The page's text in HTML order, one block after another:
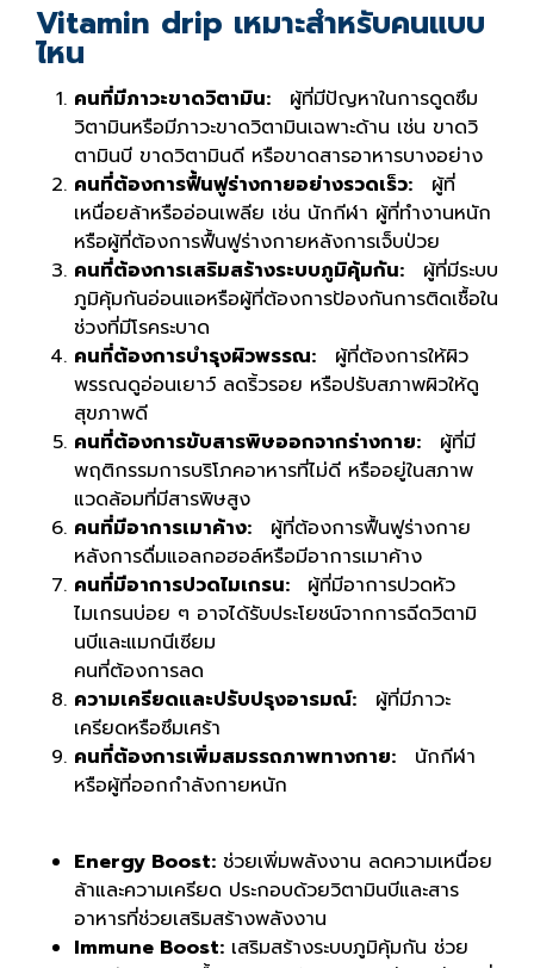
Vitamin drip เหมาะสำหรับคนแบบ
ไหน
คนที่มีภาวะขาดวิตามิน: ผู้ที่มีปัญหาในการดูดซึม
วิตามินหรือมีภาวะขาดวิตามินเฉพาะด้าน เช่น ขาดวิ
ตามินบี ขาดวิตามินดี หรือขาดสารอาหารบางอย่าง
คนที่ต้องการฟื้นฟูร่างกายอย่างรวดเร็ว: ผู้ที่
เหนื่อยล้าหรืออ่อนเพลีย เช่น นักกีฬา ผู้ที่ทำงานหนัก
หรือผู้ที่ต้องการฟื้นฟูร่างกายหลังการเจ็บป่วย
คนที่ต้องการเสริมสร้างระบบภูมิคุ้มกัน: ผู้ที่มีระบบ
ภูมิคุ้มกันอ่อนแอหรือผู้ที่ต้องการป้องกันการติดเชื้อใน
ช่วงที่มีโรคระบาด
คนที่ต้องการบำรุงผิวพรรณ: ผู้ที่ต้องการให้ผิว
พรรณดูอ่อนเยาว์ ลดริ้วรอย หรือปรับสภาพผิวให้ดู
สุขภาพดี
คนที่ต้องการขับสารพิษออกจากร่างกาย: ผู้ที่มี
พฤติกรรมการบริโภคอาหารที่ไม่ดี หรืออยู่ในสภาพ
แวดล้อมที่มีสารพิษสูง
คนที่มีอาการเมาค้าง: ผู้ที่ต้องการฟื้นฟูร่างกาย
หลังการดื่มแอลกอฮอล์หรือมีอาการเมาค้าง
คนที่มีอาการปวดไมเกรน: ผู้ที่มีอาการปวดหัว
ไมเกรนบ่อย ๆ อาจได้รับประโยชน์จากการฉีดวิตามิ
นบีและแมกนีเซียม
คนที่ต้องการลด
ความเครียดและปรับปรุงอารมณ์: ผู้ที่มีภาวะ
เครียดหรือซึมเศร้า
คนที่ต้องการเพิ่มสมรรถภาพทางกาย: นักกีฬา
หรือผู้ที่ออกกำลังกายหนัก
Energy Boost: ช่วยเพิ่มพลังงาน ลดความเหนื่อย
ล้าและความเครียด ประกอบด้วยวิตามินบีและสาร
อาหารที่ช่วยเสริมสร้างพลังงาน
Immune Boost: เสริมสร้างระบบภูมิคุ้มกัน ช่วย